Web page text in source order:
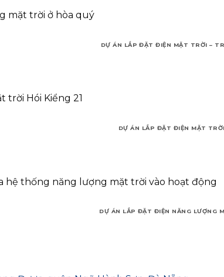
DỰ ÁN LẮP ĐẶT ĐIỆN MẶT TRỜI –
DỰ ÁN LẮP ĐẶT ĐIỆN MẶT
DỰ ÁN LẮP ĐẶT ĐIỆN NĂNG LƯỢNG